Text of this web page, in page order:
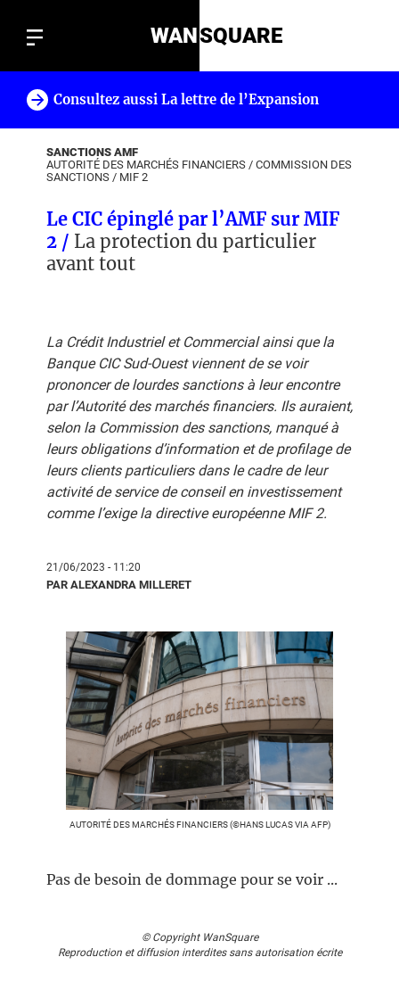
WANSQUARE
Consultez aussi La lettre de l’Expansion
SANCTIONS AMF
AUTORITÉ DES MARCHÉS FINANCIERS / COMMISSION DES
SANCTIONS / MIF 2
Le CIC épinglé par l’AMF sur MIF
2 / La protection du particulier
avant tout
La Crédit Industriel et Commercial ainsi que la
Banque CIC Sud-Ouest viennent de se voir
prononcer de lourdes sanctions à leur encontre
par l’Autorité des marchés financiers. Ils auraient,
selon la Commission des sanctions, manqué à
leurs obligations d’information et de profilage de
leurs clients particuliers dans le cadre de leur
activité de service de conseil en investissement
comme l’exige la directive européenne MIF 2.
21/06/2023 - 11:20
PAR ALEXANDRA MILLERET
AUTORITÉ DES MARCHÉS FINANCIERS (©HANS LUCAS VIA AFP)
Pas de besoin de dommage pour se voir ...
© Copyright WanSquare
Reproduction et diffusion interdites sans autorisation écrite